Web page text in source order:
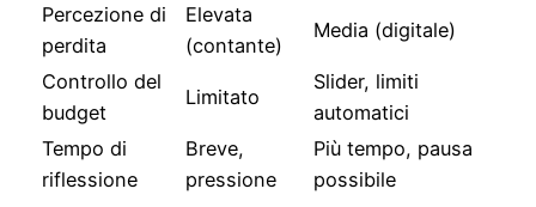
Percezione di
perdita
Elevata
(contante)
Media (digitale)
Controllo del
budget
Limitato
Slider, limiti
automatici
Tempo di
riflessione
Breve,
pressione
Più tempo, pausa
possibile